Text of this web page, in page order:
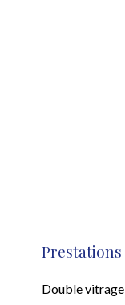
Prestations
Double vitrage